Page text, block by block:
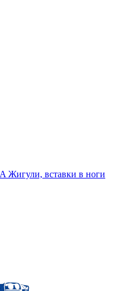
Жигули, вставки в ноги